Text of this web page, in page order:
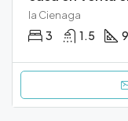
la Cienaga
3 1.5